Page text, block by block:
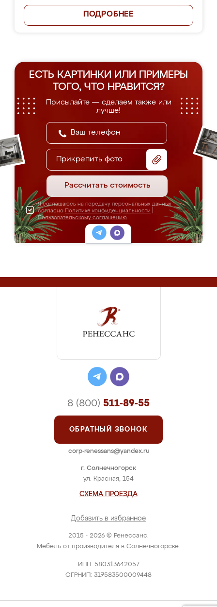
ПОДРОБНЕЕ
ЕСТЬ КАРТИНКИ ИЛИ ПРИМЕРЫ
ТОГО, ЧТО НРАВИТСЯ?
Присылайте — сделаем также или
лучше!
Прикрепить фото
Рассчитать стоимость
Я соглашаюсь на передачу персональных данных
согласно Политике конфиденциальности
Пользовательскому соглашению
2015 - 2026 © Ренессанс.
Мебель от производителя в Солнечногорске.
ИНН: 580313642057
ОГРНИП: 317583500009448
г. Солнечногорск
ул. Красная, 154
СХЕМА ПРОЕЗДА
Добавить в избранное
8 (800) 511-89-55
ОБРАТНЫЙ ЗВОНОК
corp-renessans@yandex.ru